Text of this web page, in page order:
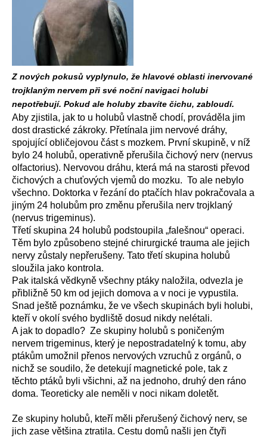
Z nových pokusů vyplynulo, že hlavové oblasti inervované
trojklaným nervem při své noční navigaci holubi
nepotřebují. Pokud ale holuby zbavíte čichu, zabloudí.
Aby zjistila, jak to u holubů vlastně chodí, prováděla jim
dost drastické zákroky. Přetínala jim nervové dráhy,
spojující obličejovou část s mozkem. První skupině, v níž
bylo 24 holubů, operativně přerušila čichový nerv (nervus
olfactorius). Nervovou dráhu, která má na starosti převod
čichových a chuťových vjemů do mozku. To ale nebylo
všechno. Doktorka v řezání do ptačích hlav pokračovala a
jiným 24 holubům pro změnu přerušila nerv trojklaný
(nervus trigeminus).
Třetí skupina 24 holubů podstoupila „falešnou“ operaci.
Těm bylo způsobeno stejné chirurgické trauma ale jejich
nervy zůstaly nepřerušeny. Tato třetí skupina holubů
sloužila jako kontrola.
Pak italská vědkyně všechny ptáky naložila, odvezla je
přibližně 50 km od jejich domova a v noci je vypustila.
Snad ještě poznámku, že ve všech skupinách byli holubi,
kteří v okolí svého bydliště dosud nikdy nelétali.
A jak to dopadlo? Ze skupiny holubů s poničeným
nervem trigeminus, který je nepostradatelný k tomu, aby
ptákům umožnil přenos nervových vzruchů z orgánů, o
nichž se soudilo, že detekují magnetické pole, tak z
těchto ptáků byli všichni, až na jednoho, druhý den ráno
doma. Teoreticky ale neměli v noci nikam doletět.
Ze skupiny holubů, kteří měli přerušený čichový nerv, se
jich zase většina ztratila. Cestu domů našli jen čtyři